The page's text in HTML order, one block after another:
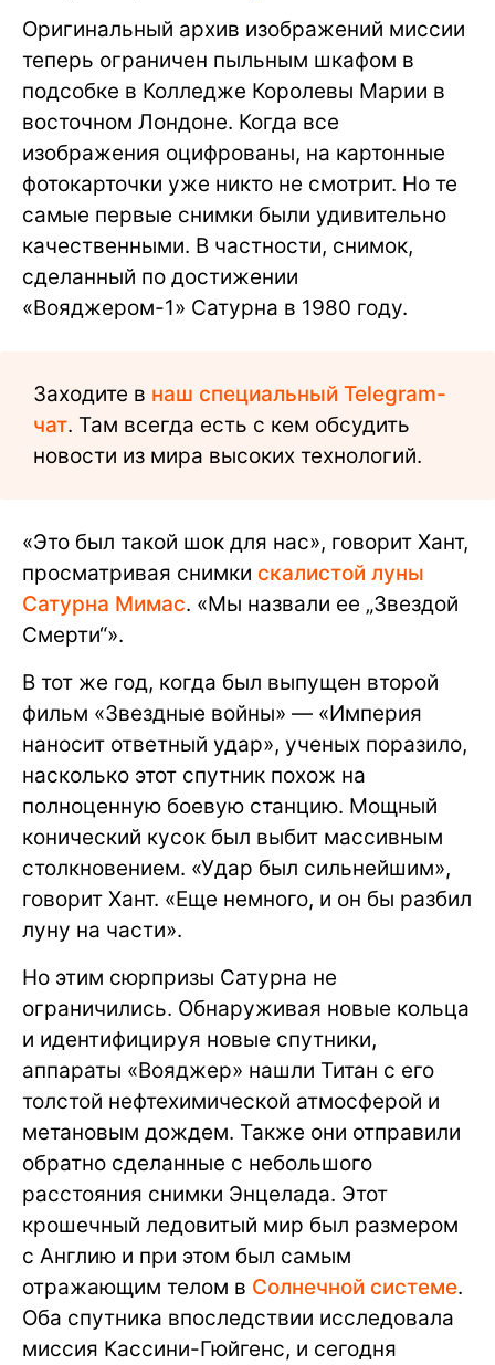
Оригинальный архив изображений миссии
теперь ограничен пыльным шкафом в
подсобке в Колледже Королевы Марии в
восточном Лондоне. Когда все
изображения оцифрованы, на картонные
фотокарточки уже никто не смотрит. Но те
самые первые снимки были удивительно
качественными. В частности, снимок,
сделанный по достижении
«Вояджером-1» Сатурна в 1980 году.
Заходите в наш специальный Telegram-
чат. Там всегда есть с кем обсудить
новости из мира высоких технологий.
«Это был такой шок для нас», говорит Хант,
просматривая снимки скалистой луны
Сатурна Мимас. «Мы назвали ее „Звездой
Смерти“».
В тот же год, когда был выпущен второй
фильм «Звездные войны» — «Империя
наносит ответный удар», ученых поразило,
насколько этот спутник похож на
полноценную боевую станцию. Мощный
конический кусок был выбит массивным
столкновением. «Удар был сильнейшим»,
говорит Хант. «Еще немного, и он бы разбил
луну на части».
Но этим сюрпризы Сатурна не
ограничились. Обнаруживая новые кольца
и идентифицируя новые спутники,
аппараты «Вояджер» нашли Титан с его
толстой нефтехимической атмосферой и
метановым дождем. Также они отправили
обратно сделанные с небольшого
расстояния снимки Энцелада. Этот
крошечный ледовитый мир был размером
с Англию и при этом был самым
отражающим телом в Солнечной системе.
Оба спутника впоследствии исследовала
миссия Кассини-Гюйгенс, и сегодня